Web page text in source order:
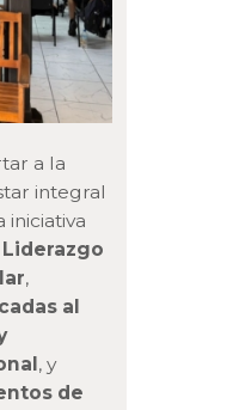
a la
integral
iniciativa
Liderazgo
,
al
, y
de